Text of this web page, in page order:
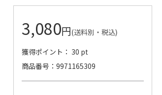
3,080円(送料別・税込)
獲得ポイント： 30 pt
商品番号
9971165309